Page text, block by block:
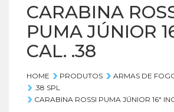
CARABINA
PUMA JÚNIOR
CAL. .38
HOME PRODUTOS ARMAS DE
.38 SPL
CARABINA ROSSI PUMA JÚNIOR 16"